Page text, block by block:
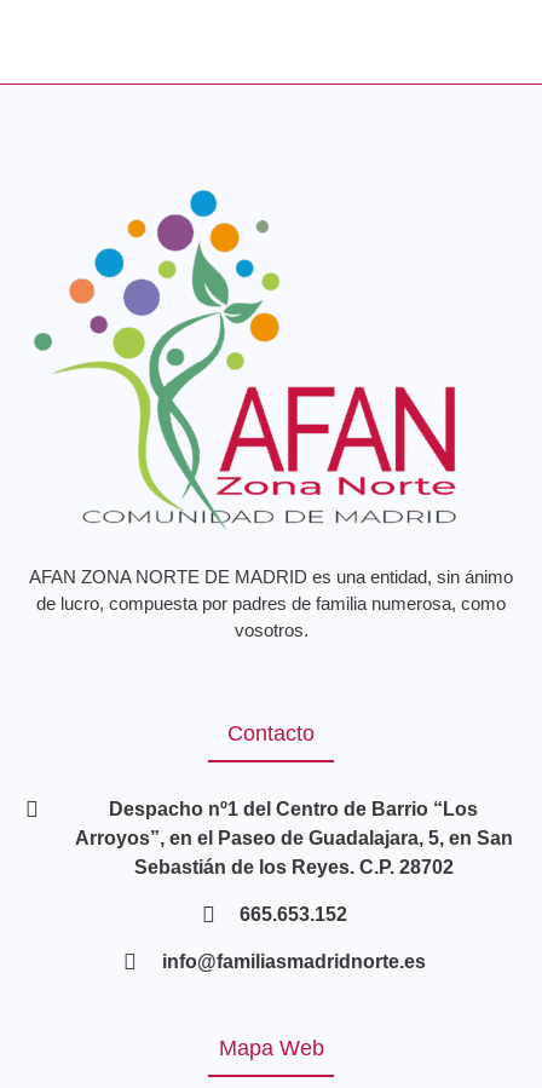
AFAN ZONA NORTE DE MADRID es una entidad, sin ánimo
de lucro, compuesta por padres de familia numerosa, como
vosotros.
Contacto
Despacho nº1 del Centro de Barrio “Los
Arroyos”, en el Paseo de Guadalajara, 5, en San
Sebastián de los Reyes. C.P. 28702
665.653.152
info@familiasmadridnorte.es
Mapa Web